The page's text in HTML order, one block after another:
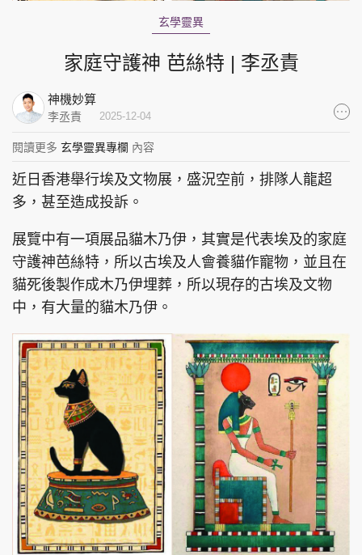
集團旗下品牌
東周刊
PCM 電腦廣場 星島頭條 星島日報
頭條日報 星島環球 The Standard
親子王 Oh!爸媽 JobMarket
頭條搵工 EDUPLUS
玄學靈異
家庭守護神 芭絲特 | 李丞責
神機妙算
李丞責 2025-12-04
閱讀更多 玄學靈異專欄 內容
近日香港舉行埃及文物展，盛況空前，排隊人龍超
多，甚至造成投訴。
展覽中有一項展品貓木乃伊，其實是代表埃及的家庭
守護神芭絲特，所以古埃及人會養貓作寵物，並且在
貓死後製作成木乃伊埋葬，所以現存的古埃及文物
中，有大量的貓木乃伊。